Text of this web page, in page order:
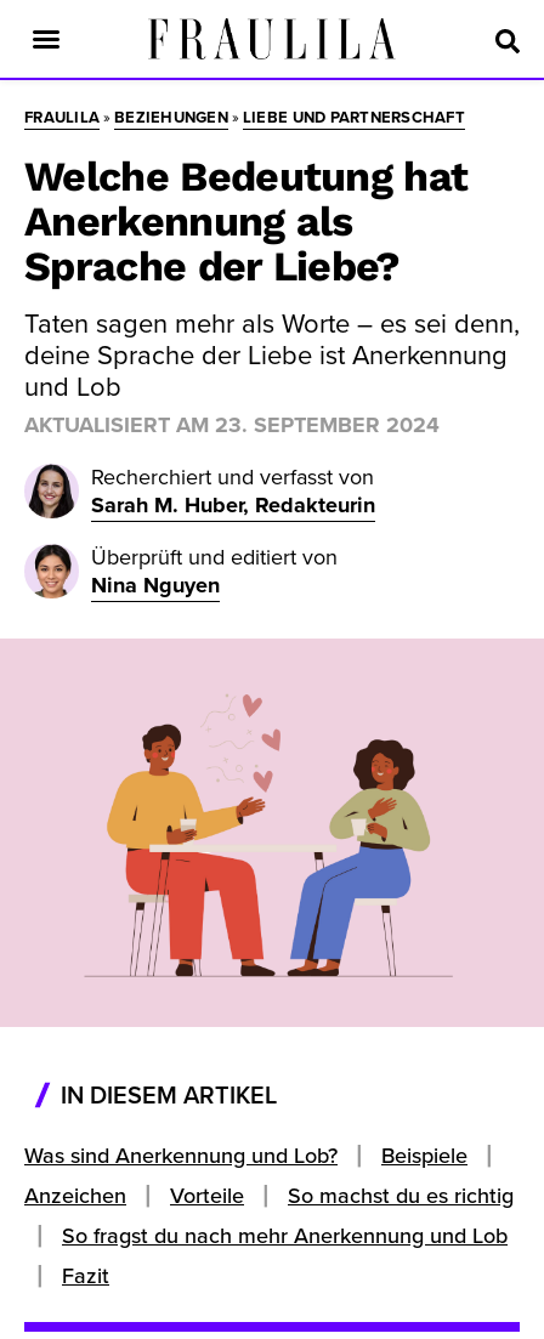
FRAULILA»BEZIEHUNGEN»LIEBE UND PARTNERSCHAFT
Welche Bedeutung hat
Anerkennung als
Sprache der Liebe?
Taten sagen mehr als Worte – es sei denn,
deine Sprache der Liebe ist Anerkennung
und Lob
AKTUALISIERT AM 23. SEPTEMBER 2024
Recherchiert und verfasst von
Sarah M. Huber, Redakteurin
Überprüft und editiert von
Nina Nguyen
IN DIESEM ARTIKEL
Was sind Anerkennung und Lob?
Beispiele
Anzeichen
Vorteile
So machst du es richtig
So fragst du nach mehr Anerkennung und Lob
Fazit